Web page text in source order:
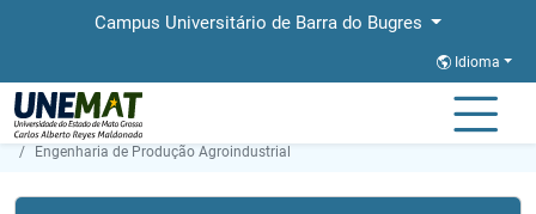
Campus Universitário de Barra do Bugres
Idioma
Página Inicial
Engenharia de Produção Agroindustrial